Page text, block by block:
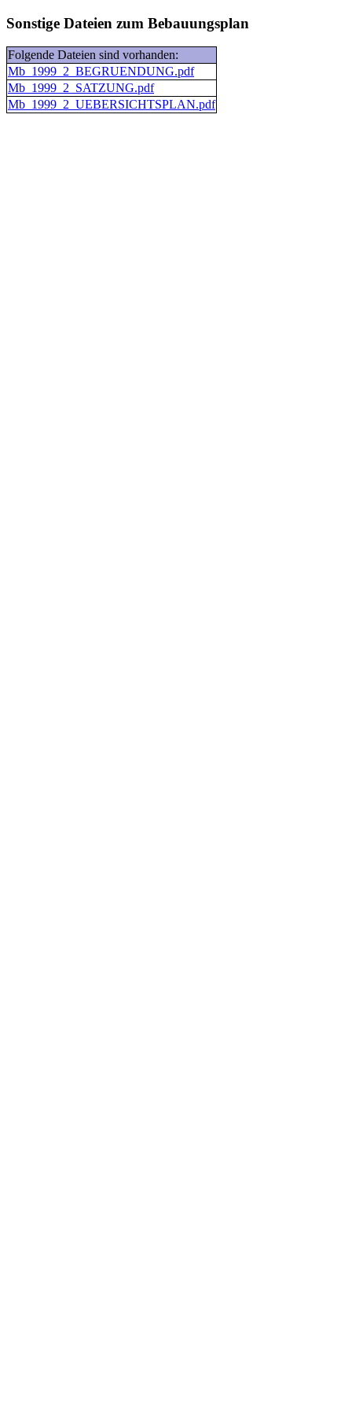
Sonstige Dateien zum Bebauungsplan
Folgende Dateien sind vorhanden:
Mb_1999_2_BEGRUENDUNG.pdf
Mb_1999_2_SATZUNG.pdf
Mb_1999_2_UEBERSICHTSPLAN.pdf